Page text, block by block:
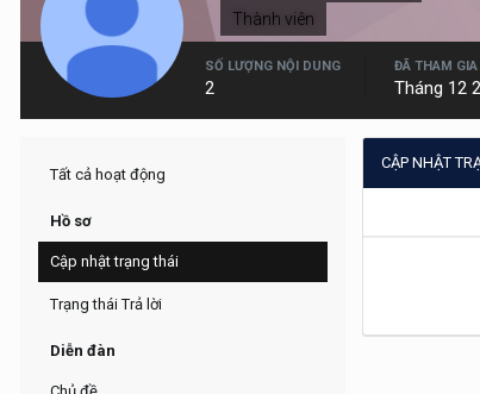
Thành viên
SỐ LƯỢNG NỘI DUNG
2
ĐÃ THAM GIA
Tháng 12
Tất cả hoạt động
Hồ sơ
Cập nhật trạng thái
Trạng thái Trả lời
Diễn đàn
CẬP NHẬT